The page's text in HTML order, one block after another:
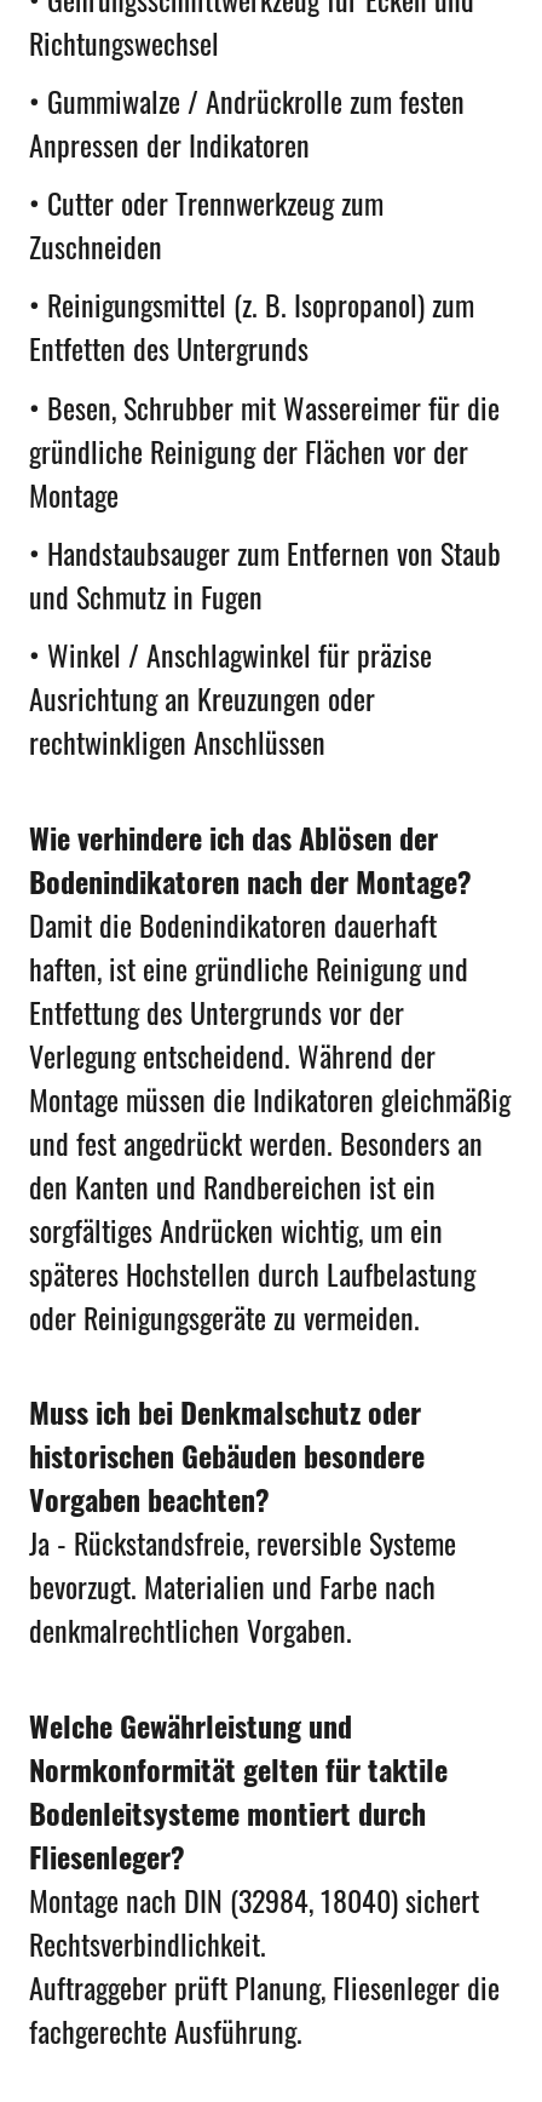
Richtungswechsel
• Gummiwalze / Andrückrolle zum festen
Anpressen der Indikatoren
• Cutter oder Trennwerkzeug zum
Zuschneiden
• Reinigungsmittel (z. B. Isopropanol) zum
Entfetten des Untergrunds
• Besen, Schrubber mit Wassereimer für die
gründliche Reinigung der Flächen vor der
Montage
• Handstaubsauger zum Entfernen von Staub
und Schmutz in Fugen
• Winkel / Anschlagwinkel für präzise
Ausrichtung an Kreuzungen oder
rechtwinkligen Anschlüssen
Wie verhindere ich das Ablösen der
Bodenindikatoren nach der Montage?
Damit die Bodenindikatoren dauerhaft
haften, ist eine gründliche Reinigung und
Entfettung des Untergrunds vor der
Verlegung entscheidend. Während der
Montage müssen die Indikatoren gleichmäßig
und fest angedrückt werden. Besonders an
den Kanten und Randbereichen ist ein
sorgfältiges Andrücken wichtig, um ein
späteres Hochstellen durch Laufbelastung
oder Reinigungsgeräte zu vermeiden.
Muss ich bei Denkmalschutz oder
historischen Gebäuden besondere
Vorgaben beachten?
Ja - Rückstandsfreie, reversible Systeme
bevorzugt. Materialien und Farbe nach
denkmalrechtlichen Vorgaben.
Welche Gewährleistung und
Normkonformität gelten für taktile
Bodenleitsysteme montiert durch
Fliesenleger?
Montage nach DIN (32984, 18040) sichert
Rechtsverbindlichkeit.
Auftraggeber prüft Planung, Fliesenleger die
fachgerechte Ausführung.